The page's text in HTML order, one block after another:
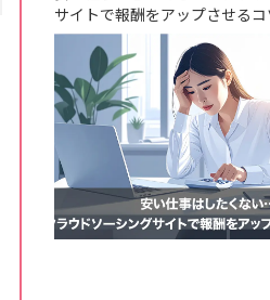
サイトで報酬をアップさせる